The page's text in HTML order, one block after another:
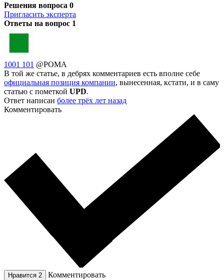
Решения вопроса 0
Пригласить эксперта
Ответы на вопрос 1
1001 101 @POMA
В той же статье, в дебрях комментариев есть вполне себе
официальная позиция компании, вынесенная, кстати, и в саму
статью с пометкой UPD.
Ответ написан более трёх лет назад
Комментировать
Нравится 2 Комментировать